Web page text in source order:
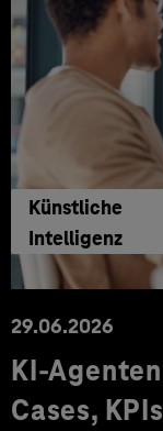
Künstliche
Intelligenz
29.06.2026
Cases,